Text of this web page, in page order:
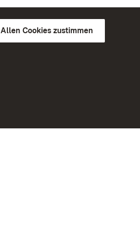
Allen Cookies zustimmen